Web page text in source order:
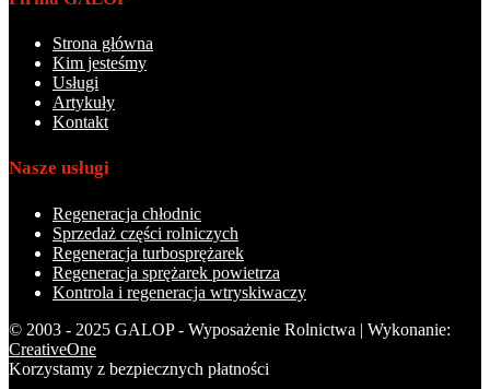
Strona główna
Kim jesteśmy
Usługi
Artykuły
Kontakt
Nasze usługi
Regeneracja chłodnic
Sprzedaż części rolniczych
Regeneracja turbosprężarek
Regeneracja sprężarek powietrza
Kontrola i regeneracja wtryskiwaczy
© 2003 - 2025 GALOP - Wyposażenie Rolnictwa | Wykonanie:
CreativeOne
Korzystamy z bezpiecznych płatności